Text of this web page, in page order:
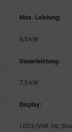
Max. Leistung:
8,5 kW
Dauerleistung:
7,5 kW
Display:
LED3 (Volt, Hz,